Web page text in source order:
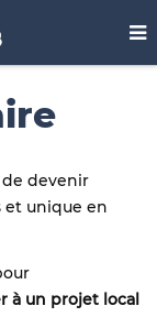
de devenir
et unique en
à un projet local